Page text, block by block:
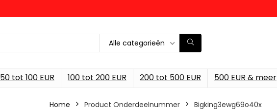
Alle categorieën
50 tot 100 EUR 100 tot 200 EUR 200 tot 500 EUR 500 EUR & meer
Home Product Onderdeelnummer ‎Bigking3ewg69o40x